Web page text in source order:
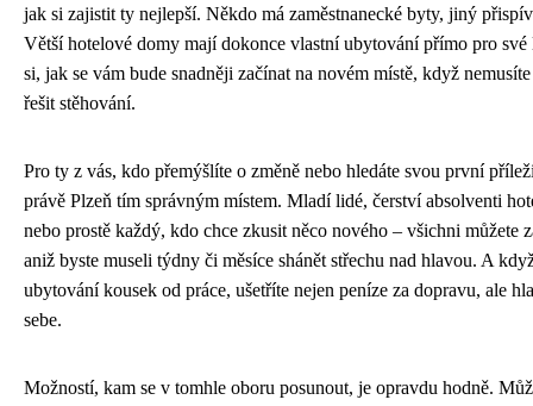
jak si zajistit ty nejlepší. Někdo má zaměstnanecké byty, jiný
Větší hotelové domy mají dokonce vlastní ubytování přímo pro své
si, jak se vám bude snadněji začínat na novém místě, když
řešit stěhování.
Pro ty z vás, kdo přemýšlíte o změně nebo hledáte svou první
právě Plzeň tím správným místem. Mladí lidé, čerství absolventi
nebo prostě každý, kdo chce zkusit něco nového – všichni můžete
aniž byste museli týdny či měsíce shánět střechu nad hlavou. A
ubytování kousek od práce, ušetříte nejen peníze za dopravu, ale
sebe.
Možností, kam se v tomhle oboru posunout, je opravdu hodně.